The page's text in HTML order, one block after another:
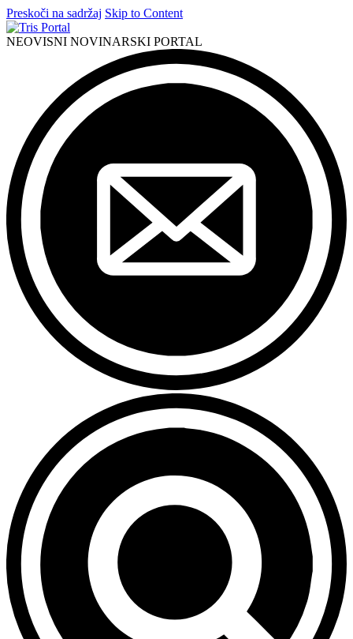
Preskoči na sadržaj Skip to Content
NEOVISNI NOVINARSKI PORTAL